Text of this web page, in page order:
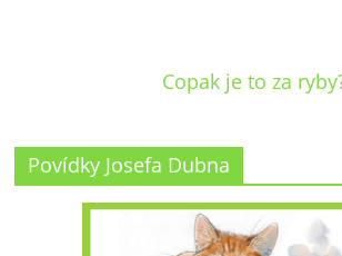
Copak je to za
Povídky Josefa Dubna